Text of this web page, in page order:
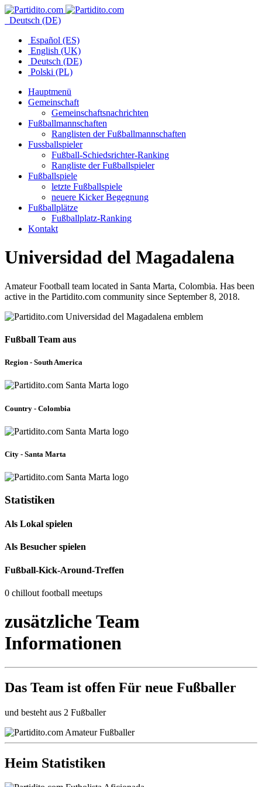
Deutsch (DE)
Español (ES)
English (UK)
Deutsch (DE)
Polski (PL)
Hauptmenü
Gemeinschaft
Gemeinschaftsnachrichten
Fußballmannschaften
Ranglisten der Fußballmannschaften
Fussballspieler
Fußball-Schiedsrichter-Ranking
Rangliste der Fußballspieler
Fußballspiele
letzte Fußballspiele
neuere Kicker Begegnung
Fußballplätze
Fußballplatz-Ranking
Kontakt
Universidad del Magadalena
Amateur Football team located in Santa Marta, Colombia. Has been
active in the Partidito.com community since September 8, 2018.
Fußball Team aus
Region - South America
Country - Colombia
City - Santa Marta
Statistiken
Als Lokal spielen
Als Besucher spielen
Fußball-Kick-Around-Treffen
0 chillout football meetups
zusätzliche Team
Informationen
Das Team ist offen Für neue Fußballer
und besteht aus 2 Fußballer
Heim Statistiken